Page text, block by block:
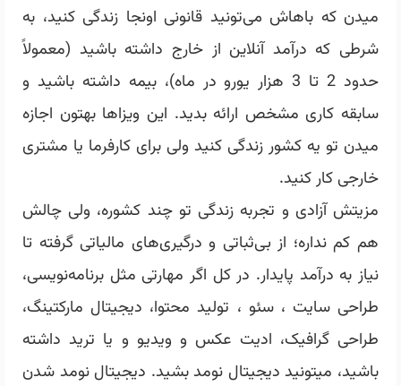
میدن که باهاش می‌تونید قانونی اونجا زندگی کنید، به
شرطی که درآمد آنلاین از خارج داشته باشید (معمولاً
حدود 2 تا 3 هزار یورو در ماه)، بیمه داشته باشید و
سابقه کاری مشخص ارائه بدید. این ویزاها بهتون اجازه
میدن تو یه کشور زندگی کنید ولی برای کارفرما یا مشتری
خارجی کار کنید.
مزیتش آزادی و تجربه زندگی تو چند کشوره، ولی چالش
هم کم نداره؛ از بی‌ثباتی و درگیری‌های مالیاتی گرفته تا
نیاز به درآمد پایدار. در کل اگر مهارتی مثل برنامه‌نویسی،
طراحی سایت ، سئو ، تولید محتوا، دیجیتال مارکتینگ،
طراحی گرافیک، ادیت عکس و ویدیو و یا ترید داشته
باشید، میتونید دیجیتال نومد بشید. دیجیتال نومد شدن